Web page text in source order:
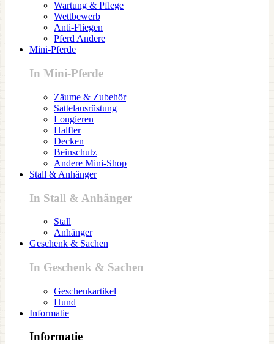
Wartung & Pflege
Wettbewerb
Anti-Fliegen
Pferd Andere
Mini-Pferde
In Mini-Pferde
Zäume & Zubehör
Sattelausrüstung
Longieren
Halfter
Decken
Beinschutz
Andere Mini-Shop
Stall & Anhänger
In Stall & Anhänger
Stall
Anhänger
Geschenk & Sachen
In Geschenk & Sachen
Geschenkartikel
Hund
Informatie
Informatie